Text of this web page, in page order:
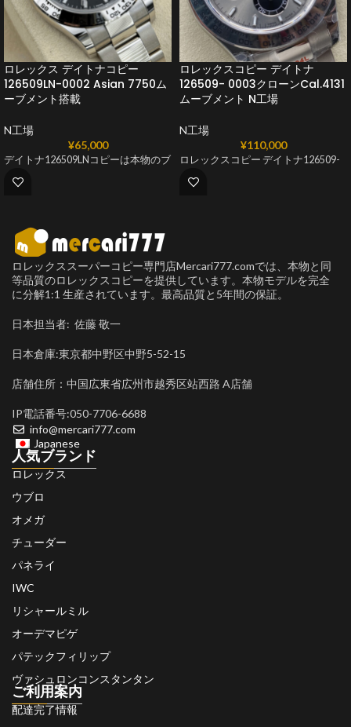
ロレックス デイトナコピー
126509LN-0002 Asian 7750ム
ーブメント搭載
N工場
¥65,000
デイトナ126509LNコピーは本物のブ
ロレックスコピー デイトナ
126509- 0003クローンCal.4131
ムーブメント N工場
N工場
¥110,000
ロレックスコピー デイトナ126509-
ロレックススーパーコピー専門店Mercari777.comでは、本物と同
等品質のロレックスコピーを提供しています。本物モデルを完全
に分解1:1 生産されています。最高品質と5年間の保証。
日本担当者: 佐藤 敬一
日本倉庫:東京都中野区中野5-52-15
店舗住所：中国広東省広州市越秀区站西路 A店舗
IP電話番号:050-7706-6688
info@mercari777.com
Japanese
人気ブランド
ロレックス
ウブロ
オメガ
チューダー
パネライ
IWC
リシャールミル
オーデマピゲ
パテックフィリップ
ヴァシュロンコンスタンタン
ご利用案内
配達完了情報